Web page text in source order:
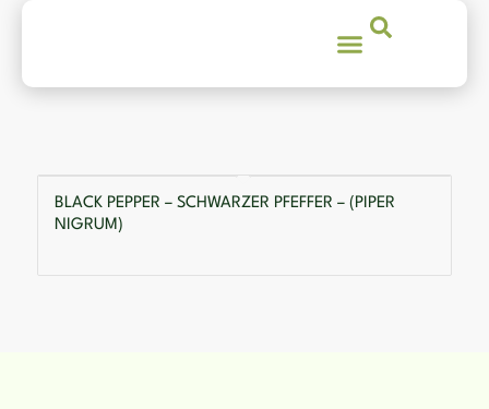
BLACK PEPPER – SCHWARZER PFEFFER – (PIPER
NIGRUM)